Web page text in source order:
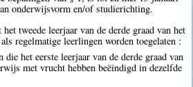
onderwijsvorm en/of studierichting.
tweede leerjaar van de derde graad van het
regelmatige leerlingen worden toegelaten :
die het eerste leerjaar van de derde graad van
met vrucht hebben beëindigd in dezelfde